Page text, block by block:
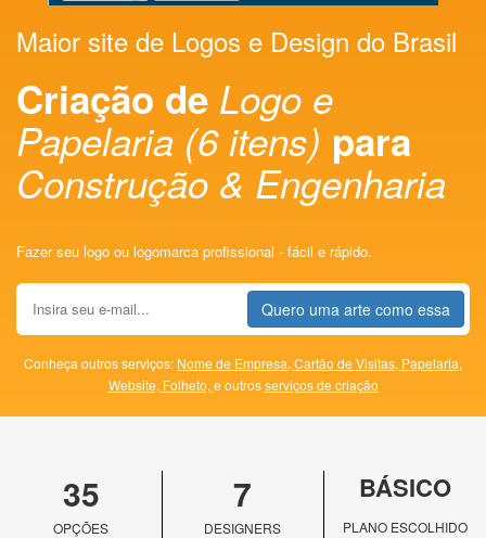
Maior site de Logos e Design do Brasil
Criação de Logo e
Papelaria (6 itens) para
Construção & Engenharia
Fazer seu logo ou logomarca profissional - fácil e rápido.
Quero uma arte como essa
Conheça outros serviços: Nome de Empresa, Cartão de Visitas, Papelaria,
Website, Folheto, e outrosserviços de criação
35
OPÇÕES
7
DESIGNERS
BÁSICO
PLANO ESCOLHIDO